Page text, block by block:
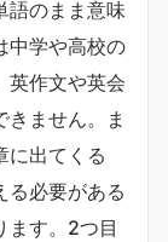
語のまま意味
中学や高校の
英作文や英会
ません。ま
に出てくる
る必要がある
ます。2つ目